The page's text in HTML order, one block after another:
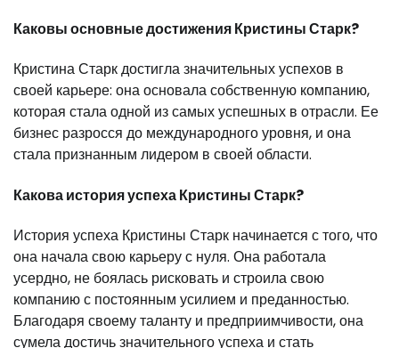
Каковы основные достижения Кристины Старк?
Кристина Старк достигла значительных успехов в
своей карьере: она основала собственную компанию,
которая стала одной из самых успешных в отрасли. Ее
бизнес разросся до международного уровня, и она
стала признанным лидером в своей области.
Какова история успеха Кристины Старк?
История успеха Кристины Старк начинается с того, что
она начала свою карьеру с нуля. Она работала
усердно, не боялась рисковать и строила свою
компанию с постоянным усилием и преданностью.
Благодаря своему таланту и предприимчивости, она
сумела достичь значительного успеха и стать